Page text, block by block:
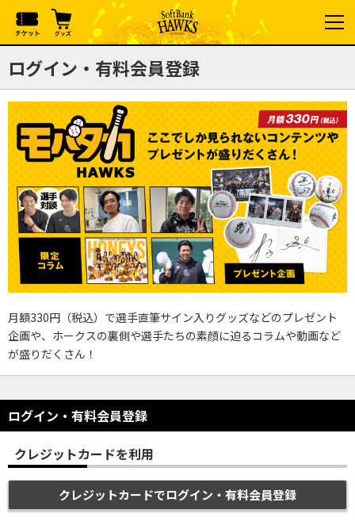
ログイン・有料会員登録
月額330円（税込）で選手直筆サイン入りグッズなどのプレゼント
企画や、ホークスの裏側や選手たちの素顔に迫るコラムや動画など
が盛りだくさん！
ログイン・有料会員登録
クレジットカードを利用
クレジットカードでログイン・有料会員登録